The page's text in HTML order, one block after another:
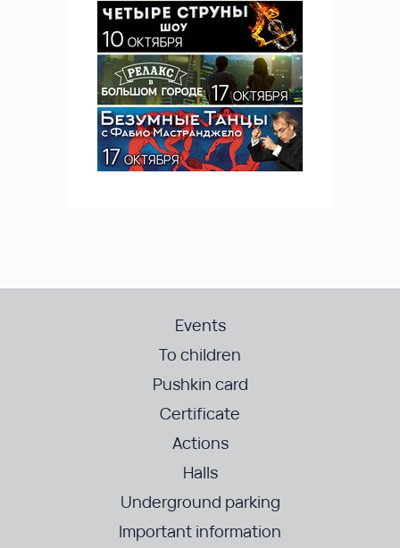
Events
To children
Pushkin card
Certificate
Actions
Halls
Underground parking
Important information